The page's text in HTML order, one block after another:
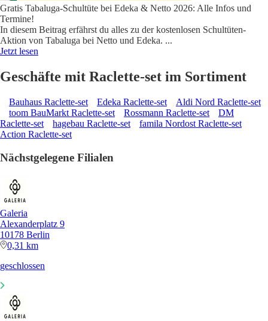
Gratis Tabaluga-Schultüte bei Edeka & Netto 2026: Alle Infos und
Termine!
In diesem Beitrag erfährst du alles zu der kostenlosen Schultüten-
Aktion von Tabaluga bei Netto und Edeka. ...
Jetzt lesen
Geschäfte mit Raclette-set im Sortiment
Bauhaus Raclette-set Edeka Raclette-set
Aldi Nord Raclette-set
toom BauMarkt Raclette-set
Rossmann Raclette-set
DM
Raclette-set
hagebau Raclette-set
famila Nordost Raclette-set
Action Raclette-set
Nächstgelegene Filialen
Galeria
Alexanderplatz 9
10178 Berlin
0,31 km
geschlossen